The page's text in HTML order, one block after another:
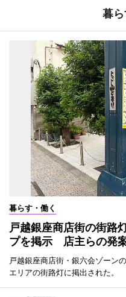
暮ら
暮らす・働く
戸越銀座商店街の街路
プを掲示 店主らの発
戸越銀座商店街・銀六会ゾーン
エリアの街路灯に掲出された。